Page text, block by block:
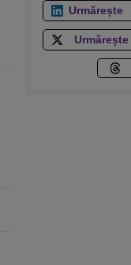
Urmărește
Urmărește